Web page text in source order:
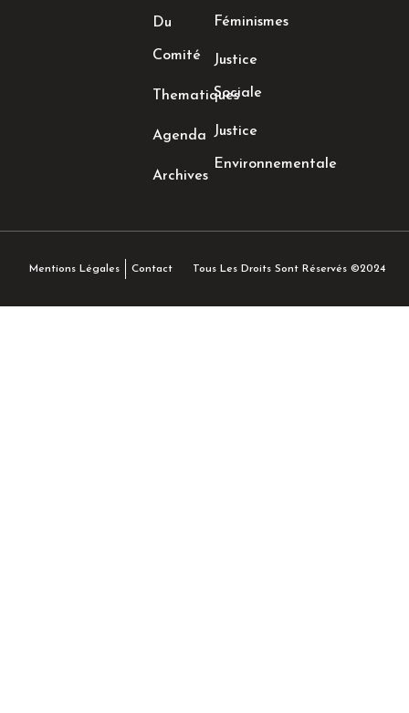
Du
Comité
Thematiques
Agenda
Archives
Féminismes
Justice
Sociale
Justice
Environnementale
Mentions Légales Contact Tous Les Droits Sont Réservés ©2024